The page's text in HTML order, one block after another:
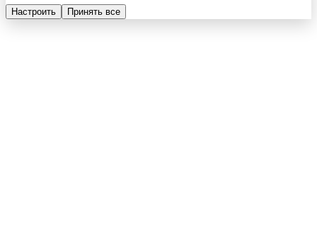
Настроить Принять все